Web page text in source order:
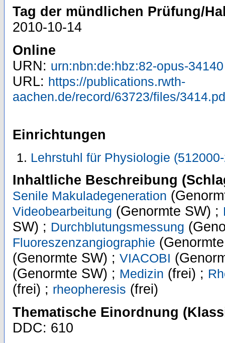
Tag der mündlichen Prüfung/
2010-10-14
Online
URN: urn:nbn:de:hbz:82-opus-34140
URL: https://publications.rwth-
aachen.de/record/63723/files/
Einrichtungen
Lehrstuhl für Physiologie
Inhaltliche Beschreibung
Senile Makuladegeneration
Videobearbeitung (Genormte SW) ;
SW) ; Durchblutungsmessung
Fluoreszenzangiographie
(Genormte SW) ; VIACOBI
(Genormte SW) ; Medizin (frei) ;
(frei) ; rheopheresis (frei)
Thematische Einordnung
DDC: 610